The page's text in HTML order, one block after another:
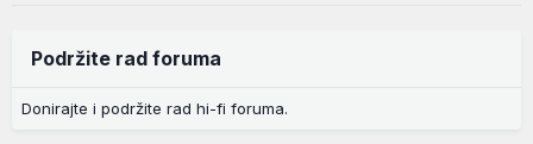
Podržite rad foruma
Donirajte i podržite rad hi-fi foruma.